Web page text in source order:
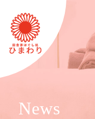
News